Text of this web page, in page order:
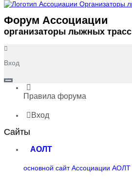
Форум Ассоциации
организаторы лыжных трасс
Вход
Правила форума
Вход
Сайты
АОЛТ
основной сайт Ассоциации АОЛТ